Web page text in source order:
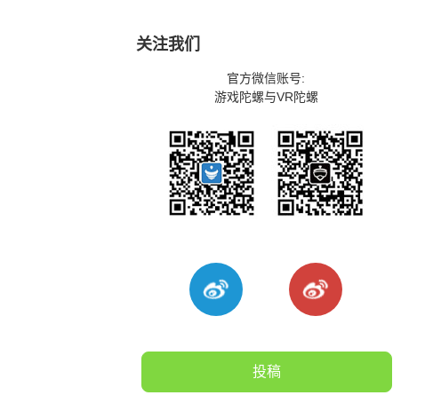
关注我们
官方微信账号:
游戏陀螺与VR陀螺
投稿